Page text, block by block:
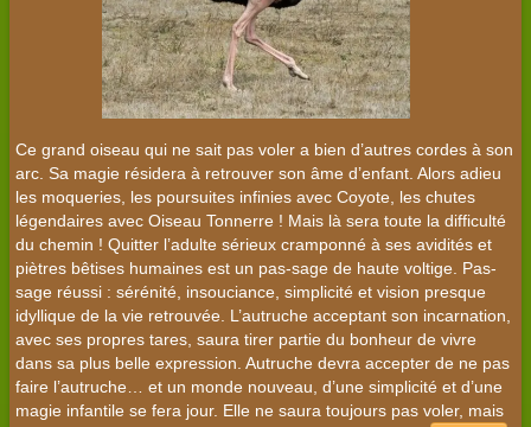
Ce grand oiseau qui ne sait pas voler a bien d’autres cordes à son
arc. Sa magie résidera à retrouver son âme d’enfant. Alors adieu
les moqueries, les poursuites infinies avec Coyote, les chutes
légendaires avec Oiseau Tonnerre ! Mais là sera toute la difficulté
du chemin ! Quitter l’adulte sérieux cramponné à ses avidités et
piètres bêtises humaines est un pas-sage de haute voltige. Pas-
sage réussi : sérénité, insouciance, simplicité et vision presque
idyllique de la vie retrouvée. L’autruche acceptant son incarnation,
avec ses propres tares, saura tirer partie du bonheur de vivre
dans sa plus belle expression. Autruche devra accepter de ne pas
faire l’autruche… et un monde nouveau, d’une simplicité et d’une
magie infantile se fera jour. Elle ne saura toujours pas voler, mais